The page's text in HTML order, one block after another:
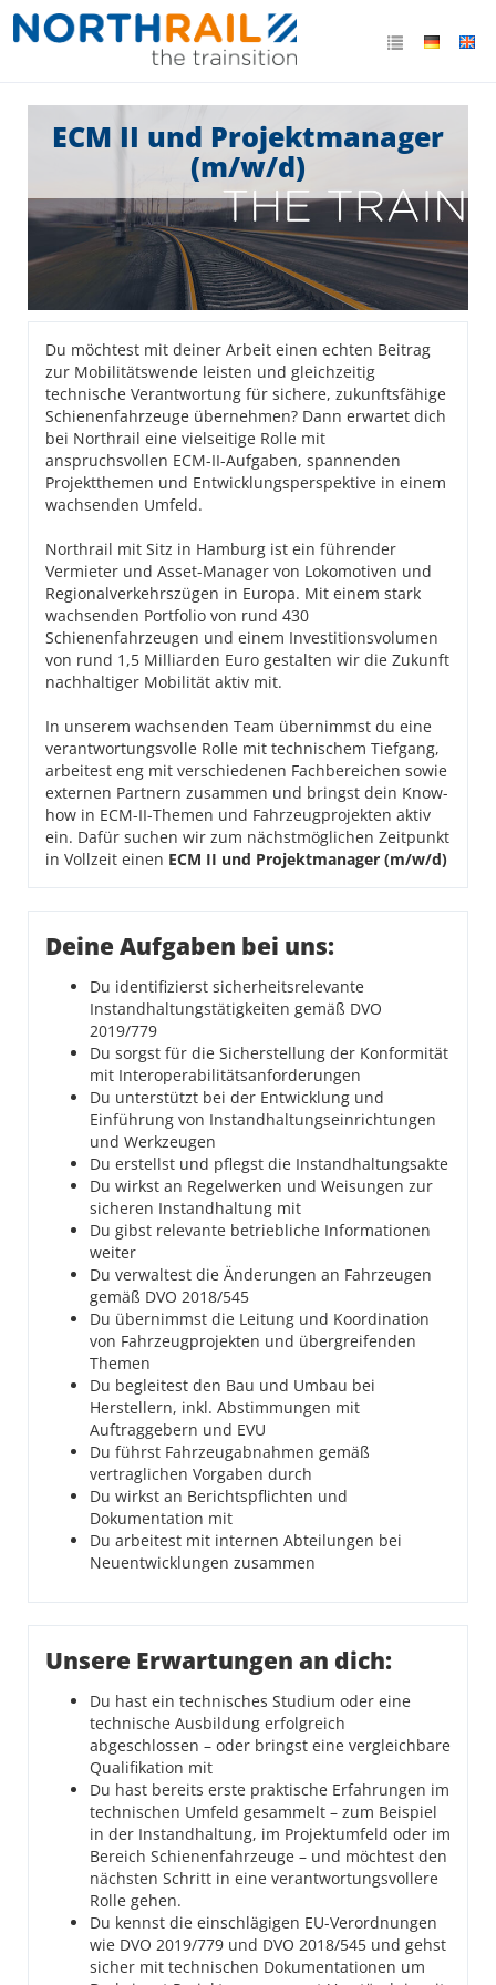
ECM II und Projektmanager
(m/w/d)
Du möchtest mit deiner Arbeit einen echten Beitrag
zur Mobilitätswende leisten und gleichzeitig
technische Verantwortung für sichere, zukunftsfähige
Schienenfahrzeuge übernehmen? Dann erwartet dich
bei Northrail eine vielseitige Rolle mit
anspruchsvollen ECM-II-Aufgaben, spannenden
Projektthemen und Entwicklungsperspektive in einem
wachsenden Umfeld.
Northrail mit Sitz in Hamburg ist ein führender
Vermieter und Asset-Manager von Lokomotiven und
Regionalverkehrszügen in Europa. Mit einem stark
wachsenden Portfolio von rund 430
Schienenfahrzeugen und einem Investitionsvolumen
von rund 1,5 Milliarden Euro gestalten wir die Zukunft
nachhaltiger Mobilität aktiv mit.
In unserem wachsenden Team übernimmst du eine
verantwortungsvolle Rolle mit technischem Tiefgang,
arbeitest eng mit verschiedenen Fachbereichen sowie
externen Partnern zusammen und bringst dein Know-
how in ECM-II-Themen und Fahrzeugprojekten aktiv
ein. Dafür suchen wir zum nächstmöglichen Zeitpunkt
in Vollzeit einen ECM II und Projektmanager (m/w/d)
Deine Aufgaben bei uns:
Du identifizierst sicherheitsrelevante
Instandhaltungstätigkeiten gemäß DVO
2019/779
Du sorgst für die Sicherstellung der Konformität
mit Interoperabilitätsanforderungen
Du unterstützt bei der Entwicklung und
Einführung von Instandhaltungseinrichtungen
und Werkzeugen
Du erstellst und pflegst die Instandhaltungsakte
Du wirkst an Regelwerken und Weisungen zur
sicheren Instandhaltung mit
Du gibst relevante betriebliche Informationen
weiter
Du verwaltest die Änderungen an Fahrzeugen
gemäß DVO 2018/545
Du übernimmst die Leitung und Koordination
von Fahrzeugprojekten und übergreifenden
Themen
Du begleitest den Bau und Umbau bei
Herstellern, inkl. Abstimmungen mit
Auftraggebern und EVU
Du führst Fahrzeugabnahmen gemäß
vertraglichen Vorgaben durch
Du wirkst an Berichtspflichten und
Dokumentation mit
Du arbeitest mit internen Abteilungen bei
Neuentwicklungen zusammen
Unsere Erwartungen an dich:
Du hast ein technisches Studium oder eine
technische Ausbildung erfolgreich
abgeschlossen – oder bringst eine vergleichbare
Qualifikation mit
Du hast bereits erste praktische Erfahrungen im
technischen Umfeld gesammelt – zum Beispiel
in der Instandhaltung, im Projektumfeld oder im
Bereich Schienenfahrzeuge – und möchtest den
nächsten Schritt in eine verantwortungsvollere
Rolle gehen.
Du kennst die einschlägigen EU-Verordnungen
wie DVO 2019/779 und DVO 2018/545 und gehst
sicher mit technischen Dokumentationen um